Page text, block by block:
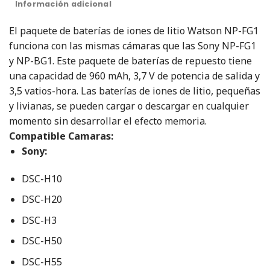
Información adicional
El paquete de baterías de iones de litio Watson NP-FG1
funciona con las mismas cámaras que las Sony NP-FG1
y NP-BG1. Este paquete de baterías de repuesto tiene
una capacidad de 960 mAh, 3,7 V de potencia de salida y
3,5 vatios-hora. Las baterías de iones de litio, pequeñas
y livianas, se pueden cargar o descargar en cualquier
momento sin desarrollar el efecto memoria.
Compatible Camaras:
Sony:
DSC-H10
DSC-H20
DSC-H3
DSC-H50
DSC-H55